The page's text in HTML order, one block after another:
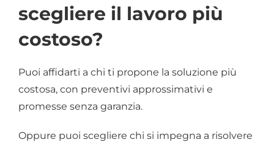
scegliere il lavoro più
costoso?
Puoi affidarti a chi ti propone la soluzione più
costosa, con preventivi approssimativi e
promesse senza garanzia.
Oppure puoi scegliere chi si impegna a risolvere